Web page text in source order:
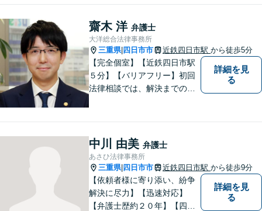
刑事事件全般】双方ともに納
得する解決を目指します【交
通事故】示談金の増額に向け
尽力
齋木 洋 弁護士
大洋総合法律事務所
三重県| 四日市市 近鉄四日市駅 から徒歩5分
【完全個室】【近鉄四日市駅
５分】【バリアフリー】初回
法律相談では、解決までの流
企業法務・顧問弁護士
詳細を見
る
中川 由美 弁護士
あさひ法律事務所
三重県| 四日市市 近鉄四日市駅 から徒歩9分
【依頼者様に寄り添い、紛争
解決に尽力】【迅速対応】
【弁護士歴約２０年】【四日
詳細を見
る